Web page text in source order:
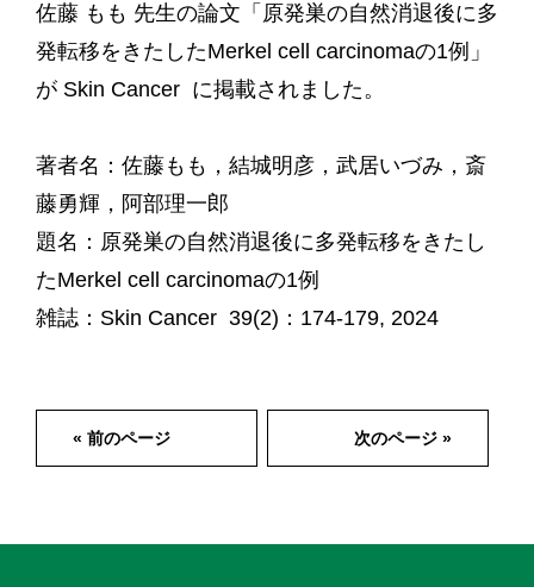
佐藤 もも 先生の論文「原発巣の自然消退後に多
発転移をきたしたMerkel cell carcinomaの1例」
が Skin Cancer に掲載されました。
著者名：佐藤もも，結城明彦，武居いづみ，斎
藤勇輝，阿部理一郎
題名：原発巣の自然消退後に多発転移をきたし
たMerkel cell carcinomaの1例
雑誌：Skin Cancer 39(2)：174-179, 2024
« 前のページ 次のページ »